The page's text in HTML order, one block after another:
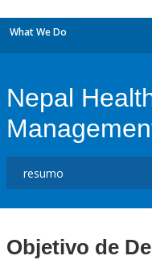
What We Do
Nepal
Objetivo de